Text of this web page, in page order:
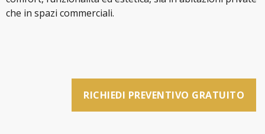
che in spazi commerciali.
RICHIEDI PREVENTIVO GRATUITO